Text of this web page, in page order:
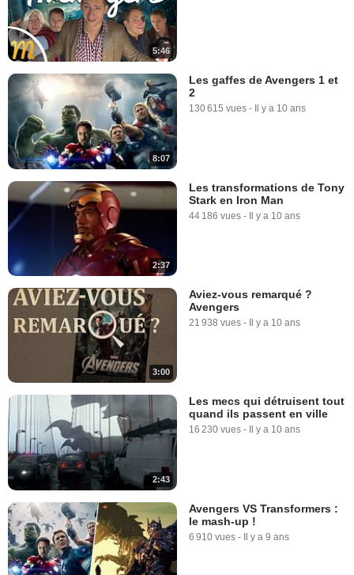
5:46
8:07
Les gaffes de Avengers 1 et
2
130 615 vues - Il y a 10 ans
2:37
Les transformations de Tony
Stark en Iron Man
44 186 vues - Il y a 10 ans
3:00
Aviez-vous remarqué ?
Avengers
21 938 vues - Il y a 10 ans
2:43
Les mecs qui détruisent tout
quand ils passent en ville
16 230 vues - Il y a 10 ans
Avengers VS Transformers :
le mash-up !
6 910 vues - Il y a 9 ans